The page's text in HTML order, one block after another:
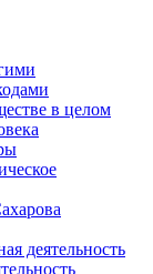
в целом
деятельность